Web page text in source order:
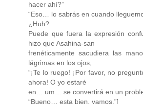
hacer ahí?”
“Eso… lo sabrás en cuando
¿Huh?
Puede que fuera la expresión
hizo que Asahina-san
frenéticamente sacudiera las
lágrimas en los ojos,
“¡Te lo ruego! ¡Por favor, no
ahora! O yo estaré
en… um… se convertirá en un
“Bueno… esta bien, vamos.”]